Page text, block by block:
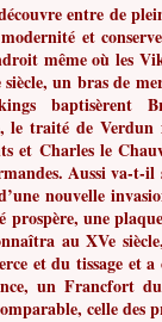
entre de
et
même où les
un bras de
baptisèrent
traité de Verdun
et Charles le
Aussi va-t-il
nouvelle
une
au XVe
et du tissage et
un Francfort
celle des